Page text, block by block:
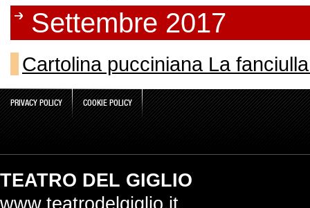
Settembre 2017
Cartolina pucciniana La
PRIVACY POLICY COOKIE POLICY
TEATRO DEL GIGLIO
www.teatrodelgiglio.it